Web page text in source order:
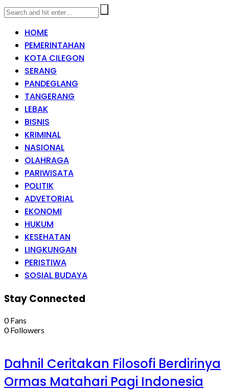
HOME
PEMERINTAHAN
KOTA CILEGON
SERANG
PANDEGLANG
TANGERANG
LEBAK
BISNIS
KRIMINAL
NASIONAL
OLAHRAGA
PARIWISATA
POLITIK
ADVETORIAL
EKONOMI
HUKUM
KESEHATAN
LINGKUNGAN
PERISTIWA
SOSIAL BUDAYA
Stay Connected
0 Fans
0 Followers
Dahnil Ceritakan Filosofi Berdirinya
Ormas Matahari Pagi Indonesia